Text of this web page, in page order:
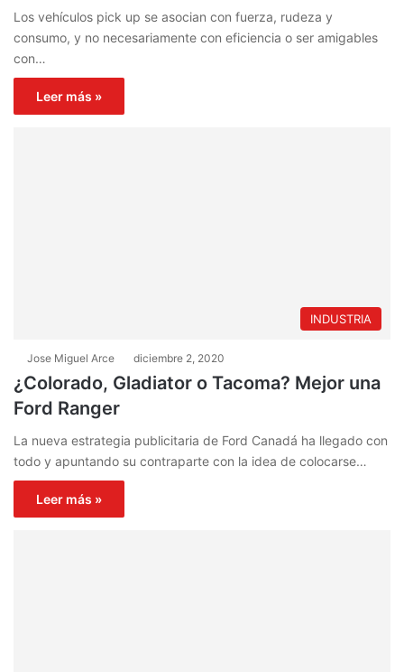
Los vehículos pick up se asocian con fuerza, rudeza y
consumo, y no necesariamente con eficiencia o ser amigables
con…
Leer más »
INDUSTRIA
Jose Miguel Arce diciembre 2, 2020
¿Colorado, Gladiator o Tacoma? Mejor una
Ford Ranger
La nueva estrategia publicitaria de Ford Canadá ha llegado con
todo y apuntando su contraparte con la idea de colocarse…
Leer más »